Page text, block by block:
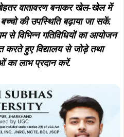
वातावरण बनाकर खेल-खेल में
बच्चो की उपस्थिति बढ़ाया जा सकें.
से विभिन्न गतिविधियों का आयोजन
करते हुए विद्यालय से जोड़े तथा
का लाभ प्रदान करें.